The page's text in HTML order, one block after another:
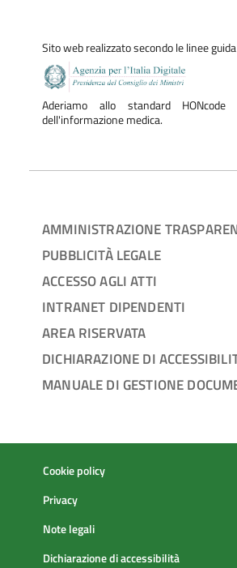
Sito web realizzato secondo le linee
Aderiamo allo standard
dell'informazione medica.
AMMINISTRAZIONE
PUBBLICITÀ LEGALE
ACCESSO AGLI ATTI
INTRANET DIPENDENTI
AREA RISERVATA
DICHIARAZIONE DI
MANUALE DI GESTIONE
Cookie policy
Privacy
Note legali
Dichiarazione di accessibilità